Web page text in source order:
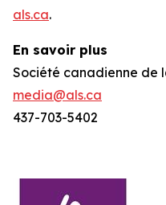
als.ca.
En savoir plus
Société canadienne de
media@als.ca
437-703-5402